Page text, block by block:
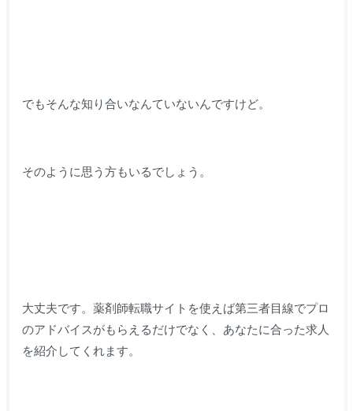
でもそんな知り合いなんていないんですけど。
そのように思う方もいるでしょう。
大丈夫です。薬剤師転職サイトを使えば第三者目線でプロ
のアドバイスがもらえるだけでなく、あなたに合った求人
を紹介してくれます。